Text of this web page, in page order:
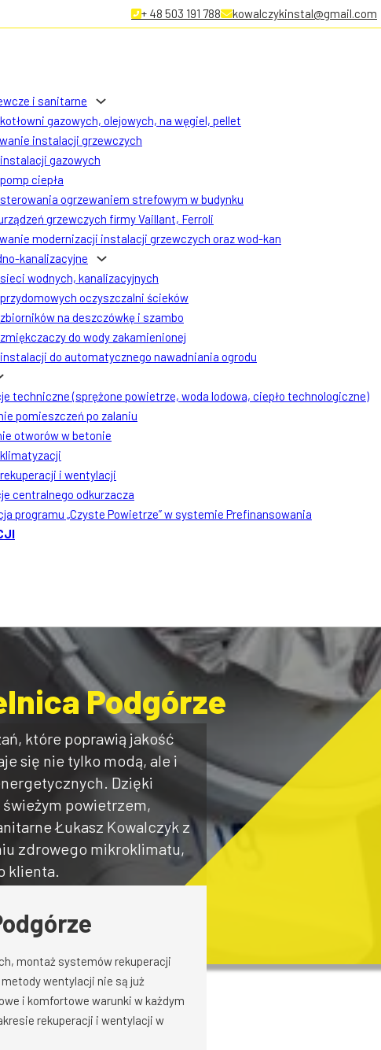
+ 48 503 191 788 kowalczykinstal@gmail.com
i sanitarne
gazowych, olejowych, na węgiel, pellet
instalacji grzewczych
gazowych
ciepła
ogrzewaniem strefowym w budynku
grzewczych firmy Vaillant, Ferroli
modernizacji instalacji grzewczych oraz wod-kan
kanalizacyjne
wodnych, kanalizacyjnych
oczyszczalni ścieków
na deszczówkę i szambo
do wody zakamienionej
do automatycznego nawadniania ogrodu
techniczne (sprężone powietrze, woda lodowa, ciepło technologiczne)
pomieszczeń po zalaniu
otworów w betonie
i wentylacji
centralnego odkurzacza
programu „Czyste Powietrze” w systemie Prefinansowania
Podgórze
które poprawią jakość
się nie tylko modą, ale i
Dzięki
powietrzem,
Łukasz Kowalczyk z
zdrowego mikroklimatu,
klienta.
montaż systemów rekuperacji
wentylacji nie są już
i komfortowe warunki w każdym
rekuperacji i wentylacji w